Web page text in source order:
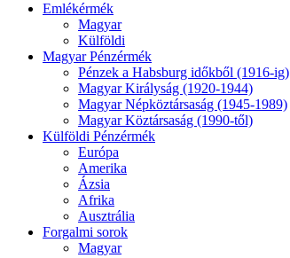
Emlékérmék
Magyar
Külföldi
Magyar Pénzérmék
Pénzek a Habsburg időkből (1916-ig)
Magyar Királyság (1920-1944)
Magyar Népköztársaság (1945-1989)
Magyar Köztársaság (1990-től)
Külföldi Pénzérmék
Európa
Amerika
Ázsia
Afrika
Ausztrália
Forgalmi sorok
Magyar